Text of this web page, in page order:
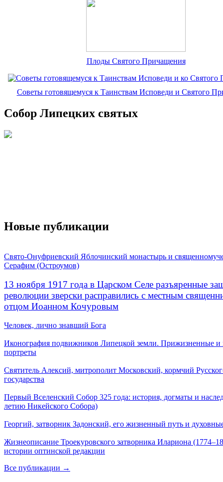
Плоды Святого Причащения
Советы готовящемуся к Таинствам Исповеди и Святого
Собор Липецких святых
Новые публикации
Свято-Онуфриевский Яблочинский монастырь и
Серафим (Остроумов)
13 ноября 1917 года в Царском Селе разъяренные
революции зверски расправились с местным
отцом Иоанном Кочуровым
Человек, лично знавший Бога
Иконография подвижников Липецкой земли. Прижизненные и
портреты
Святитель Алексий, митрополит Московский, кормчий
государства
Первый Вселенский Собор 325 года: история, догматы и
летию Никейского Собора)
Георгий, затворник Задонский, его жизненный путь и
Жизнеописание Троекуровского затворника Илариона
истории оптинской редакции
Все публикации →